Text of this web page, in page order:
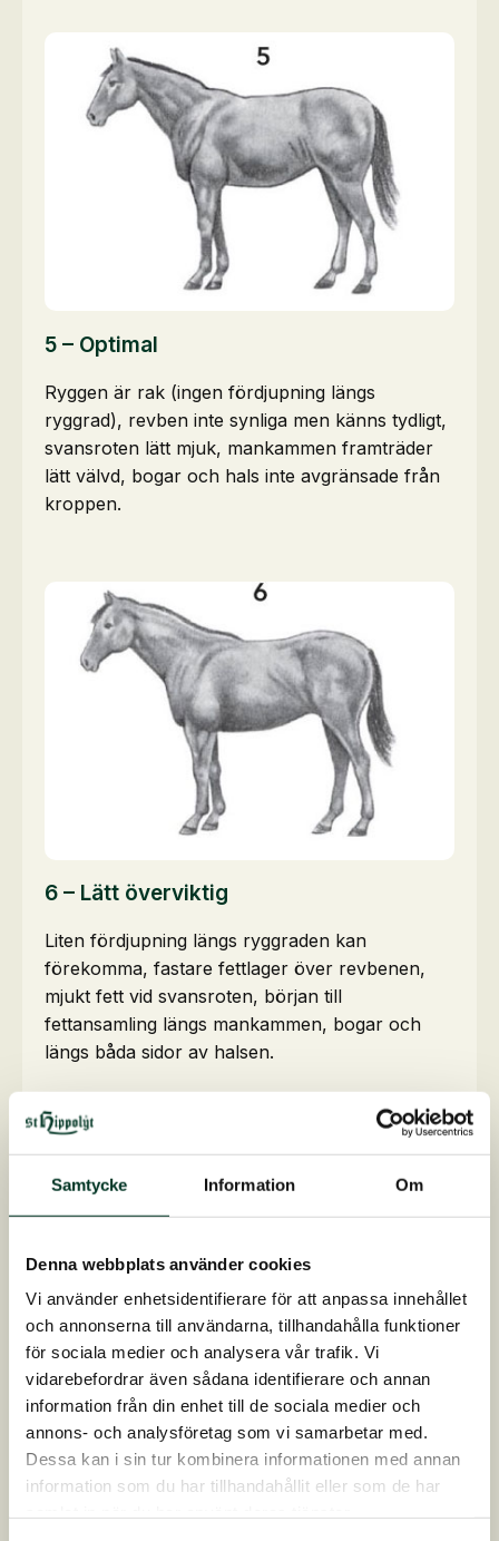
Samtycke Information Om
Denna webbplats använder cookies
Vi använder enhetsidentifierare för att anpassa innehållet
och annonserna till användarna, tillhandahålla funktioner
för sociala medier och analysera vår trafik. Vi
vidarebefordrar även sådana identifierare och annan
information från din enhet till de sociala medier och
annons- och analysföretag som vi samarbetar med.
Dessa kan i sin tur kombinera informationen med annan
information som du har tillhandahållit eller som de har
5 – Optimal
Ryggen är rak (ingen fördjupning längs
ryggrad), revben inte synliga men känns tydligt,
svansroten lätt mjuk, mankammen framträder
lätt välvd, bogar och hals inte avgränsade från
kroppen.
6 – Lätt överviktig
Liten fördjupning längs ryggraden kan
förekomma, fastare fettlager över revbenen,
mjukt fett vid svansroten, början till
fettansamling längs mankammen, bogar och
längs båda sidor av halsen.
7 – Lätt fet
Tydlig fördjupning längs ryggraden, enstaka
revben kan kännas, men utrymmet mellan